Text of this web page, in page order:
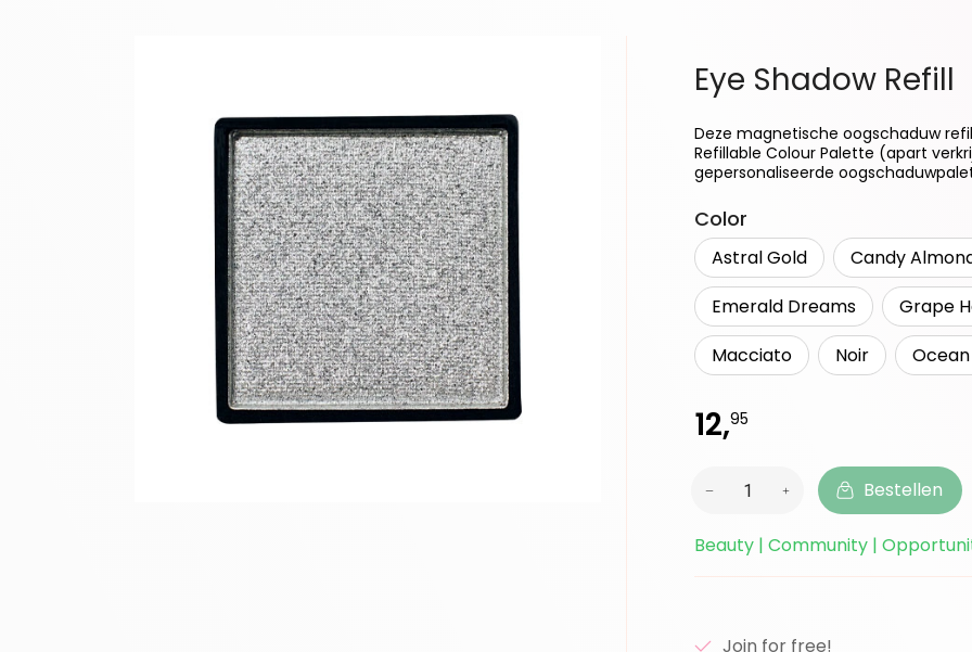
Eye Shadow Refill
Deze magnetische oogschaduw
Refillable Colour Palette (apart
gepersonaliseerde
Selecteer
Color
Astral Gold Candy
Emerald Dreams
Grape
Macciato
Noir
12,95
Bestellen
Beauty | Community |
Join for free!